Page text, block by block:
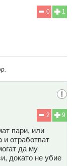
1
0
9
2
пари, или
и отработват
да му
докато не убие